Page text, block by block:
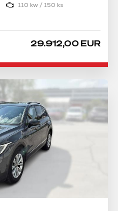
110 kw / 150 ks
29.912,00 EUR